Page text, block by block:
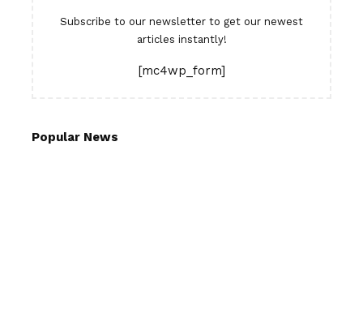
Subscribe to our newsletter to get our newest
articles instantly!
[mc4wp_form]
Popular News